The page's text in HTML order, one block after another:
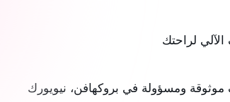
لراحتك
ومسؤولة في بروكهافن، نيويورك